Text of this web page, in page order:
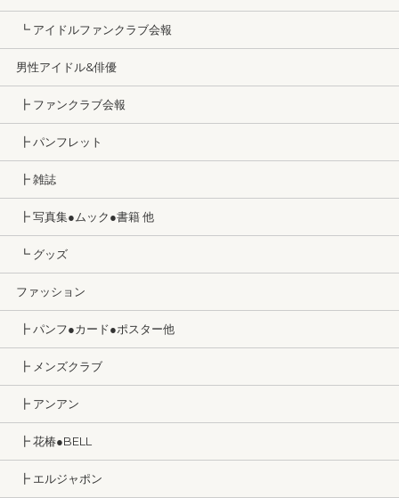
┗ アイドルファンクラブ会報
男性アイドル&俳優
┣ ファンクラブ会報
┣ パンフレット
┣ 雑誌
┣ 写真集●ムック●書籍 他
┗ グッズ
ファッション
┣ パンフ●カード●ポスター他
┣ メンズクラブ
┣ アンアン
┣ 花椿●BELL
┣ エルジャポン